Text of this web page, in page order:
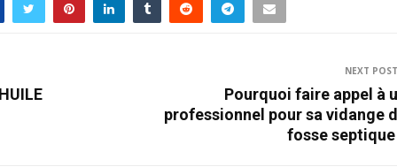
NEXT POST
Pourquoi faire appel à
professionnel pour sa vidange
fosse septique